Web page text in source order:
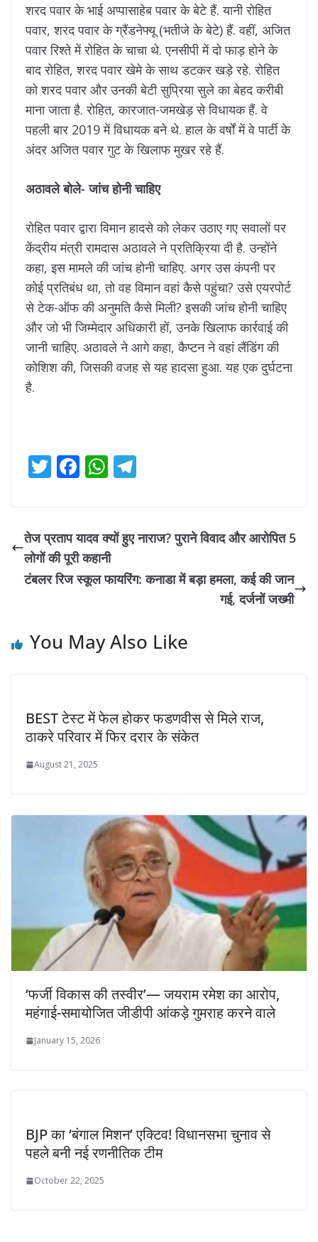
शरद पवार के भाई अप्पासाहेब पवार के बेटे हैं. यानी रोहित
पवार, शरद पवार के ग्रैंडनेफ्यू (भतीजे के बेटे) हैं. वहीं, अजित
पवार रिश्ते में रोहित के चाचा थे. एनसीपी में दो फाड़ होने के
बाद रोहित, शरद पवार खेमे के साथ डटकर खड़े रहे. रोहित
को शरद पवार और उनकी बेटी सुप्रिया सुले का बेहद करीबी
माना जाता है. रोहित, कारजात-जमखेड़ से विधायक हैं. वे
पहली बार 2019 में विधायक बने थे. हाल के वर्षों में वे पार्टी के
अंदर अजित पवार गुट के खिलाफ मुखर रहे हैं.
अठावले बोले- जांच होनी चाहिए
रोहित पवार द्वारा विमान हादसे को लेकर उठाए गए सवालों पर
केंद्रीय मंत्री रामदास अठावले ने प्रतिक्रिया दी है. उन्होंने
कहा, इस मामले की जांच होनी चाहिए. अगर उस कंपनी पर
कोई प्रतिबंध था, तो वह विमान वहां कैसे पहुंचा? उसे एयरपोर्ट
से टेक-ऑफ की अनुमति कैसे मिली? इसकी जांच होनी चाहिए
और जो भी जिम्मेदार अधिकारी हों, उनके खिलाफ कार्रवाई की
जानी चाहिए. अठावले ने आगे कहा, कैप्टन ने वहां लैंडिंग की
कोशिश की, जिसकी वजह से यह हादसा हुआ. यह एक दुर्घटना
है.
T
er
F
b
o
o
W
s
A
p
gr
m
तेज प्रताप यादव क्यों हुए नाराज? पुराने विवाद और आरोपित 5
लोगों की पूरी कहानी
टंबलर रिज स्कूल फायरिंग: कनाडा में बड़ा हमला, कई की जान
गई, दर्जनों जख्मी
You May Also Like
BEST टेस्ट में फेल होकर फडणवीस से मिले राज,
ठाकरे परिवार में फिर दरार के संकेत
August 21, 2025
‘फर्जी विकास की तस्वीर’— जयराम रमेश का आरोप,
महंगाई-समायोजित जीडीपी आंकड़े गुमराह करने वाले
January 15, 2026
BJP का ‘बंगाल मिशन’ एक्टिव! विधानसभा चुनाव से
पहले बनी नई रणनीतिक टीम
October 22, 2025